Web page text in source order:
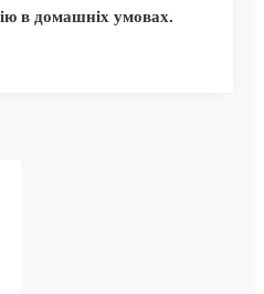
в домашніх умовах.